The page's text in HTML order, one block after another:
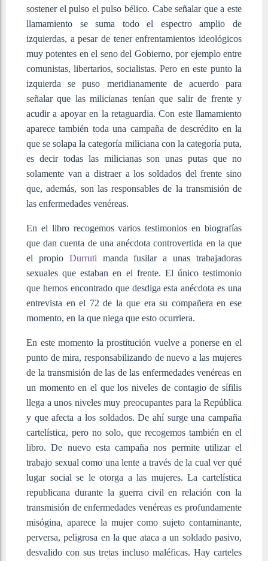
sostener el pulso el pulso bélico. Cabe señalar que a este
llamamiento se suma todo el espectro amplio de
izquierdas, a pesar de tener enfrentamientos ideológicos
muy potentes en el seno del Gobierno, por ejemplo entre
comunistas, libertarios, socialistas. Pero en este punto la
izquierda se puso meridianamente de acuerdo para
señalar que las milicianas tenían que salir de frente y
acudir a apoyar en la retaguardia. Con este llamamiento
aparece también toda una campaña de descrédito en la
que se solapa la categoría miliciana con la categoría puta,
es decir todas las milicianas son unas putas que no
solamente van a distraer a los soldados del frente sino
que, además, son las responsables de la transmisión de
las enfermedades venéreas.
En el libro recogemos varios testimonios en biografías
que dan cuenta de una anécdota controvertida en la que
el propio Durruti manda fusilar a unas trabajadoras
sexuales que estaban en el frente. El único testimonio
que hemos encontrado que desdiga esta anécdota es una
entrevista en el 72 de la que era su compañera en ese
momento, en la que niega que esto ocurriera.
En este momento la prostitución vuelve a ponerse en el
punto de mira, responsabilizando de nuevo a las mujeres
de la transmisión de las de las enfermedades venéreas en
un momento en el que los niveles de contagio de sífilis
llega a unos niveles muy preocupantes para la República
y que afecta a los soldados. De ahí surge una campaña
cartelística, pero no solo, que recogemos también en el
libro. De nuevo esta campaña nos permite utilizar el
trabajo sexual como una lente a través de la cual ver qué
lugar social se le otorga a las mujeres. La cartelística
republicana durante la guerra civil en relación con la
transmisión de enfermedades venéreas es profundamente
misógina, aparece la mujer como sujeto contaminante,
perversa, peligrosa en la que ataca a un soldado pasivo,
desvalido con sus tretas incluso maléficas. Hay carteles